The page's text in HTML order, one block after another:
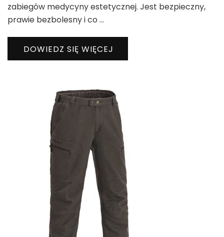
zabiegów medycyny estetycznej. Jest bezpieczny,
prawie bezbolesny i co …
DOWIEDZ SIĘ WIĘCEJ